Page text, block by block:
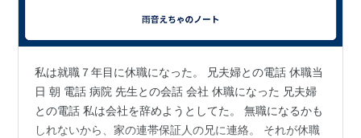
私は就職７年目に休職になった。 兄夫婦との電話 休職当
日 朝 電話 病院 先生との会話 会社 休職になった 兄夫婦
との電話 私は会社を辞めようとしてた。 無職になるかも
しれないから、家の連帯保証人の兄に連絡。 それが休職